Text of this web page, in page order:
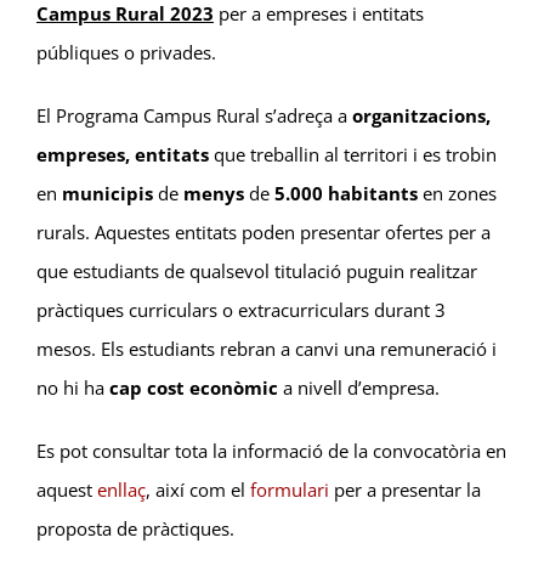
Campus Rural 2023 per a empreses i entitats
públiques o privades.
El Programa Campus Rural s’adreça a organitzacions,
empreses, entitats que treballin al territori i es trobin
en municipis de menys de 5.000 habitants en zones
rurals. Aquestes entitats poden presentar ofertes per a
que estudiants de qualsevol titulació puguin realitzar
pràctiques curriculars o extracurriculars durant 3
mesos. Els estudiants rebran a canvi una remuneració i
no hi ha cap cost econòmic a nivell d’empresa.
Es pot consultar tota la informació de la convocatòria en
aquest enllaç, així com el formulari per a presentar la
proposta de pràctiques.